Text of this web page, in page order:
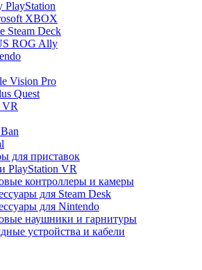
PlayStation
XBOX
Steam Deck
ROG Ally
Vision Pro
Quest
VR
для приставок
PlayStation VR
контроллеры и камеры
для Steam Desk
для Nintendo
наушники и гарнитуры
устройства и кабели